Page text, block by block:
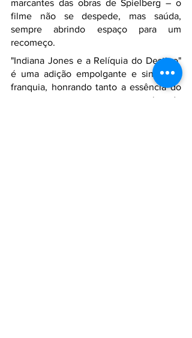
marcantes das obras de Spielberg – o
filme não se despede, mas saúda,
sempre abrindo espaço para um
recomeço.
"Indiana Jones e a Relíquia do Destino"
é uma adição empolgante e sincera à
franquia, honrando tanto a essência do
personagem quanto o legado